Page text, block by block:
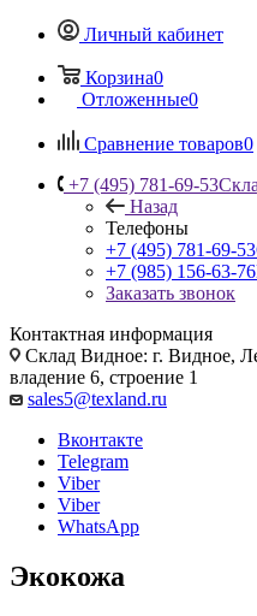
Личный кабинет
Корзина0
Отложенные0
Сравнение товаров0
+7 (495) 781-69-53
Назад
Телефоны
+7 (495) 781-69-53
+7 (985) 156-63-76
Заказать звонок
Контактная информация
Склад Видное: г. Видное,
владение 6, строение 1
sales5@texland.ru
Вконтакте
Telegram
Viber
Viber
WhatsApp
Экокожа